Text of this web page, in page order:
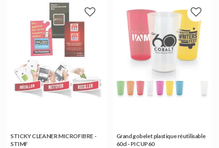
STICKY CLEANER MICROFIBRE -
STIMF
Grand gobelet plastique réutilisable
60cl - PICUP60